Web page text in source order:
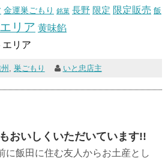
金運巣ごもり 銘菓 長野 限定 限定販売 飯
リア 黄味餡
リア
巣ごもり いと忠店主
おいしくいただいています!!
に飯田に住む友人からお土産とし